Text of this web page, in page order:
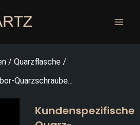
/ Quarzflasche /
Quarzschraube...
Kundenspezifische